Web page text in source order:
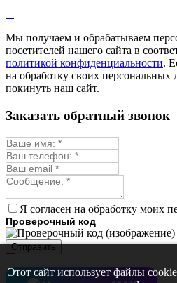
Мы получаем и обрабатываем
посетителей нашего сайта в
политикой конфиденциальности.
на обработку своих
покинуть наш сайт.
Этот сайт использует файлы
Заказать обратный звонок
Я согласен на обработку моих
Проверочный код
Отправить